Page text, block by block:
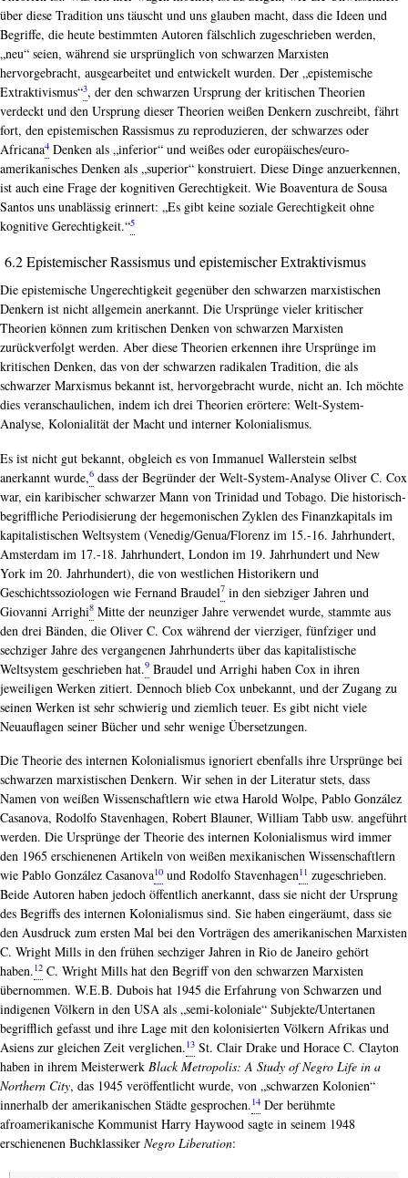
über diese Tradition uns täuscht und uns glauben macht, dass die Ideen und
Begriffe, die heute bestimmten Autoren fälschlich zugeschrieben werden,
„neu“ seien, während sie ursprünglich von schwarzen Marxisten
hervorgebracht, ausgearbeitet und entwickelt wurden. Der „epistemische
Extraktivismus“3, der den schwarzen Ursprung der kritischen Theorien
verdeckt und den Ursprung dieser Theorien weißen Denkern zuschreibt, fährt
fort, den epistemischen Rassismus zu reproduzieren, der schwarzes oder
Africana4 Denken als „inferior“ und weißes oder europäisches/euro-
amerikanisches Denken als „superior“ konstruiert. Diese Dinge anzuerkennen,
ist auch eine Frage der kognitiven Gerechtigkeit. Wie Boaventura de Sousa
Santos uns unablässig erinnert: „Es gibt keine soziale Gerechtigkeit ohne
kognitive Gerechtigkeit.“5
6.2 Epistemischer Rassismus und epistemischer Extraktivismus
Die epistemische Ungerechtigkeit gegenüber den schwarzen marxistischen
Denkern ist nicht allgemein anerkannt. Die Ursprünge vieler kritischer
Theorien können zum kritischen Denken von schwarzen Marxisten
zurückverfolgt werden. Aber diese Theorien erkennen ihre Ursprünge im
kritischen Denken, das von der schwarzen radikalen Tradition, die als
schwarzer Marxismus bekannt ist, hervorgebracht wurde, nicht an. Ich möchte
dies veranschaulichen, indem ich drei Theorien erörtere: Welt-System-
Analyse, Kolonialität der Macht und interner Kolonialismus.
Es ist nicht gut bekannt, obgleich es von Immanuel Wallerstein selbst
anerkannt wurde,6 dass der Begründer der Welt-System-Analyse Oliver C. Cox
war, ein karibischer schwarzer Mann von Trinidad und Tobago. Die historisch-
begriffliche Periodisierung der hegemonischen Zyklen des Finanzkapitals im
kapitalistischen Weltsystem (Venedig/Genua/Florenz im 15.-16. Jahrhundert,
Amsterdam im 17.-18. Jahrhundert, London im 19. Jahrhundert und New
York im 20. Jahrhundert), die von westlichen Historikern und
Geschichtssoziologen wie Fernand Braudel7 in den siebziger Jahren und
Giovanni Arrighi8 Mitte der neunziger Jahre verwendet wurde, stammte aus
den drei Bänden, die Oliver C. Cox während der vierziger, fünfziger und
sechziger Jahre des vergangenen Jahrhunderts über das kapitalistische
Weltsystem geschrieben hat.9 Braudel und Arrighi haben Cox in ihren
jeweiligen Werken zitiert. Dennoch blieb Cox unbekannt, und der Zugang zu
seinen Werken ist sehr schwierig und ziemlich teuer. Es gibt nicht viele
Neuauflagen seiner Bücher und sehr wenige Übersetzungen.
Die Theorie des internen Kolonialismus ignoriert ebenfalls ihre Ursprünge bei
schwarzen marxistischen Denkern. Wir sehen in der Literatur stets, dass
Namen von weißen Wissenschaftlern wie etwa Harold Wolpe, Pablo González
Casanova, Rodolfo Stavenhagen, Robert Blauner, William Tabb usw. angeführt
werden. Die Ursprünge der Theorie des internen Kolonialismus wird immer
den 1965 erschienenen Artikeln von weißen mexikanischen Wissenschaftlern
wie Pablo González Casanova10 und Rodolfo Stavenhagen11 zugeschrieben.
Beide Autoren haben jedoch öffentlich anerkannt, dass sie nicht der Ursprung
des Begriffs des internen Kolonialismus sind. Sie haben eingeräumt, dass sie
den Ausdruck zum ersten Mal bei den Vorträgen des amerikanischen Marxisten
C. Wright Mills in den frühen sechziger Jahren in Rio de Janeiro gehört
haben.12 C. Wright Mills hat den Begriff von den schwarzen Marxisten
übernommen. W.E.B. Dubois hat 1945 die Erfahrung von Schwarzen und
indigenen Völkern in den USA als „semi-koloniale“ Subjekte/Untertanen
begrifflich gefasst und ihre Lage mit den kolonisierten Völkern Afrikas und
Asiens zur gleichen Zeit verglichen.13 St. Clair Drake und Horace C. Clayton
haben in ihrem Meisterwerk Black Metropolis: A Study of Negro Life in a
Northern City, das 1945 veröffentlicht wurde, von „schwarzen Kolonien“
innerhalb der amerikanischen Städte gesprochen.14 Der berühmte
afroamerikanische Kommunist Harry Haywood sagte in seinem 1948
erschienenen Buchklassiker Negro Liberation: